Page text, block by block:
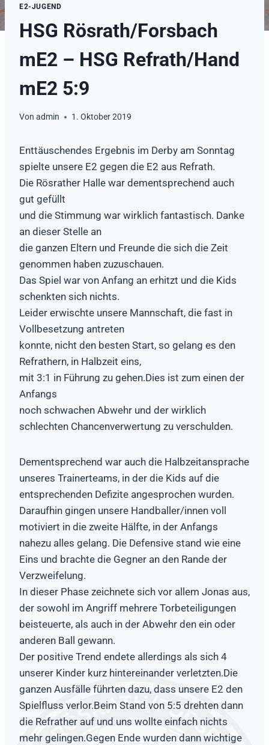
E2-JUGEND
HSG Rösrath/Forsbach
mE2 – HSG Refrath/Hand
mE2 5:9
Von admin 1. Oktober 2019
Enttäuschendes Ergebnis im Derby am Sonntag
spielte unsere E2 gegen die E2 aus Refrath.
Die Rösrather Halle war dementsprechend auch
gut gefüllt
und die Stimmung war wirklich fantastisch. Danke
an dieser Stelle an
die ganzen Eltern und Freunde die sich die Zeit
genommen haben zuzuschauen.
Das Spiel war von Anfang an erhitzt und die Kids
schenkten sich nichts.
Leider erwischte unsere Mannschaft, die fast in
Vollbesetzung antreten
konnte, nicht den besten Start, so gelang es den
Refrathern, in Halbzeit eins,
mit 3:1 in Führung zu gehen.Dies ist zum einen der
Anfangs
noch schwachen Abwehr und der wirklich
schlechten Chancenverwertung zu verschulden.
Dementsprechend war auch die Halbzeitansprache
unseres Trainerteams, in der die Kids auf die
entsprechenden Defizite angesprochen wurden.
Daraufhin gingen unsere Handballer/innen voll
motiviert in die zweite Hälfte, in der Anfangs
nahezu alles gelang. Die Defensive stand wie eine
Eins und brachte die Gegner an den Rande der
Verzweifelung.
In dieser Phase zeichnete sich vor allem Jonas aus,
der sowohl im Angriff mehrere Torbeteiligungen
beisteuerte, als auch in der Abwehr den ein oder
anderen Ball gewann.
Der positive Trend endete allerdings als sich 4
unserer Kinder kurz hintereinander verletzten.Die
ganzen Ausfälle führten dazu, dass unsere E2 den
Spielfluss verlor.Beim Stand von 5:5 drehten dann
die Refrather auf und uns wollte einfach nichts
mehr gelingen.Gegen Ende wurden dann wichtige